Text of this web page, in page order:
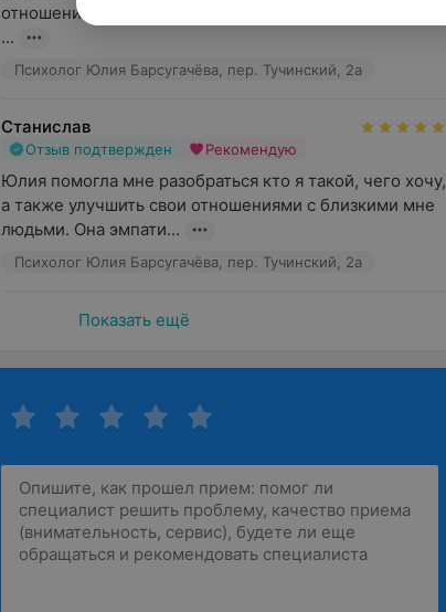
отношениях с уже бывшей женой))
...
Психолог Юлия Барсугачёва, пер. Тучинский, 2а
Станислав
Отзыв подтвержден Рекомендую
Юлия помогла мне разобраться кто я такой, чего хочу,
а также улучшить свои отношениями с близкими мне
людьми. Она эмпати...
Психолог Юлия Барсугачёва, пер. Тучинский, 2а
Показать ещё